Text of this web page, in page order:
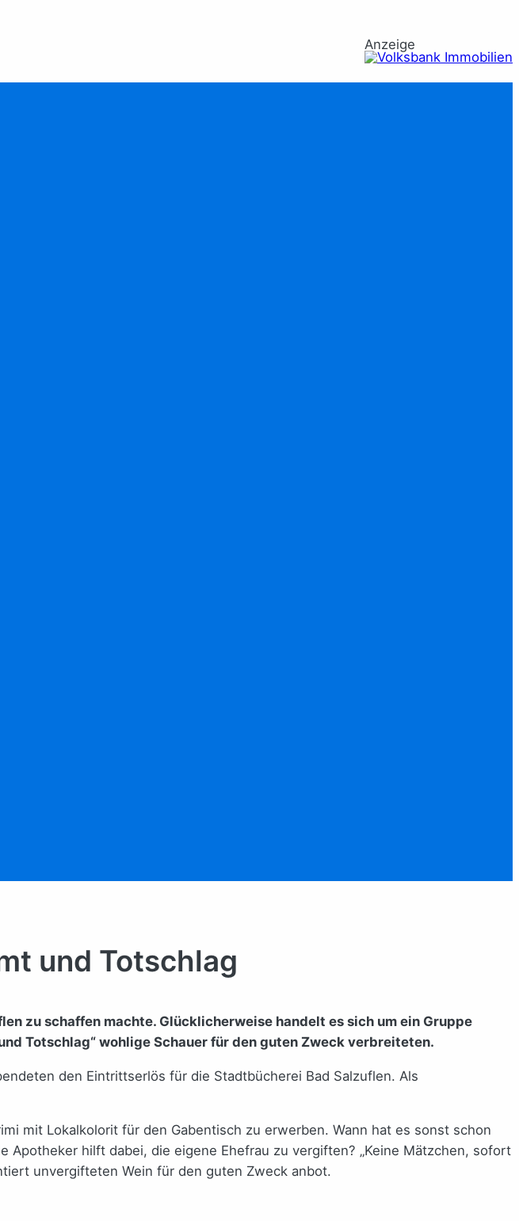
Anzeige
und Totschlag
zu schaffen machte. Glücklicherweise handelt es sich um ein Gruppe
Totschlag“ wohlige Schauer für den guten Zweck verbreiteten.
den Eintrittserlös für die Stadtbücherei Bad Salzuflen. Als
mit Lokalkolorit für den Gabentisch zu erwerben. Wann hat es sonst schon
hilft dabei, die eigene Ehefrau zu vergiften? „Keine Mätzchen, sofort
unvergifteten Wein für den guten Zweck anbot.